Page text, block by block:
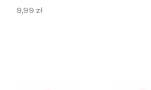
Cena
9,99 zł